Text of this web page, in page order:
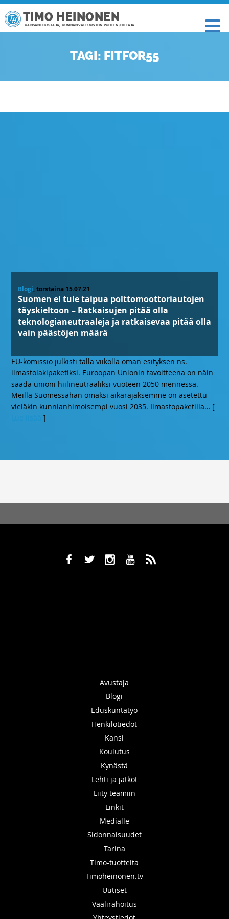
TIMO HEINONEN
KANSANEDUSTAJA, KUNNANVALTUUSTON PUHEENJOHTAJA
TAGI: FITFOR55
Blogi, torstaina 15.07.21
Suomen ei tule taipua polttomoottoriautojen
täyskieltoon – Ratkaisujen pitää olla
teknologianeutraaleja ja ratkaisevaa pitää olla
vain päästöjen määrä
EU-komissio julkisti tällä viikolla oman esityksen ns.
ilmastolakipaketiksi. Euroopan Unionin tavoitteena on näin
saada unioni hiilineutraaliksi vuoteen 2050 mennessä.
Meillä Suomessahan omaksi aikarajaksemme on asetettu
vieläkin kunnianhimoisempi vuosi 2035. Ilmastopaketilla… [
]
b a x r ,
Avustaja
Blogi
Eduskuntatyö
Henkilötiedot
Kansi
Koulutus
Kynästä
Lehti ja jatkot
Liity teamiin
Linkit
Medialle
Sidonnaisuudet
Tarina
Timo-tuotteita
Timoheinonen.tv
Uutiset
Vaalirahoitus